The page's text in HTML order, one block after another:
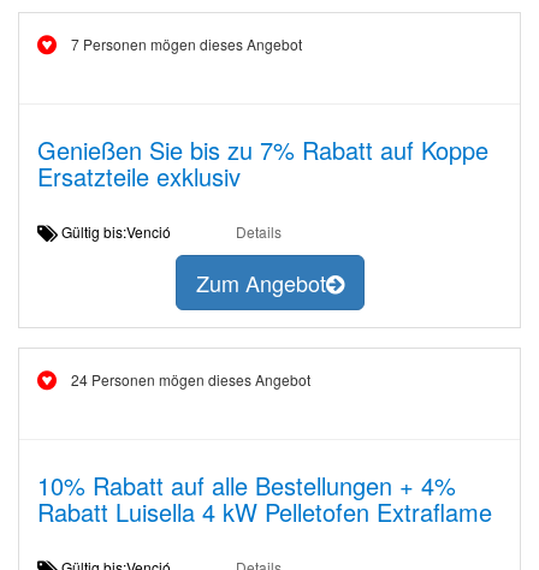
7 Personen mögen dieses Angebot
Genießen Sie bis zu 7% Rabatt auf Koppe
Ersatzteile exklusiv
Gültig bis:Venció Details
Zum Angebot
24 Personen mögen dieses Angebot
10% Rabatt auf alle Bestellungen + 4%
Rabatt Luisella 4 kW Pelletofen Extraflame